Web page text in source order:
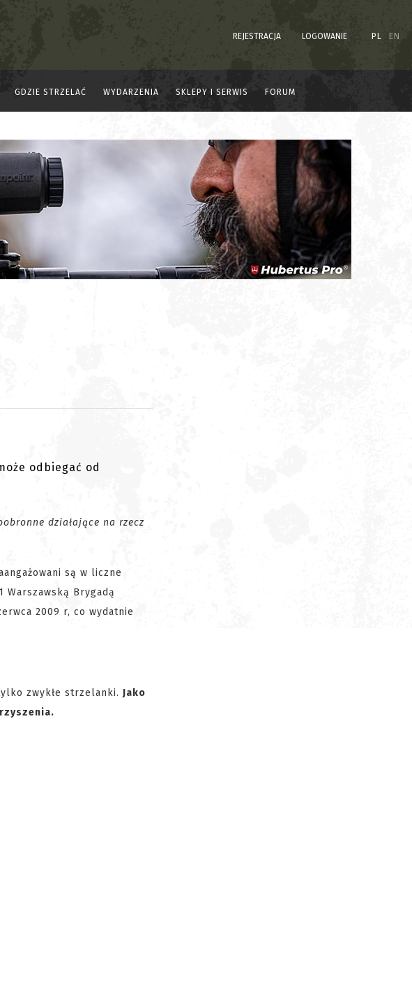
REJESTRACJA LOGOWANIE PL EN
GDZIE STRZELAĆ WYDARZENIA SKLEPY I SERWIS FORUM
odbiegać od
działające na rzecz
są w liczne
Brygadą
2009 r, co wydatnie
zwykłe strzelanki. Jako